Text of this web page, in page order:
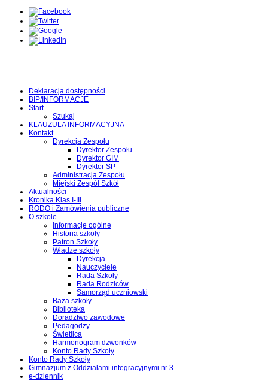
Deklaracja dostępności
BIP/INFORMACJE
Start
Szukaj
KLAUZULA INFORMACYJNA
Kontakt
Dyrekcja Zespołu
Dyrektor Zespołu
Dyrektor GIM
Dyrektor SP
Administracja Zespołu
Miejski Zespół Szkół
Aktualności
Kronika Klas I-III
RODO i Zamówienia publiczne
O szkole
Informacje ogólne
Historia szkoły
Patron Szkoły
Władze szkoły
Dyrekcja
Nauczyciele
Rada Szkoły
Rada Rodziców
Samorząd uczniowski
Baza szkoły
Biblioteka
Doradztwo zawodowe
Pedagodzy
Świetlica
Harmonogram dzwonków
Konto Rady Szkoły
Konto Rady Szkoły
Gimnazjum z Oddziałami integracyjnymi nr 3
e-dziennik